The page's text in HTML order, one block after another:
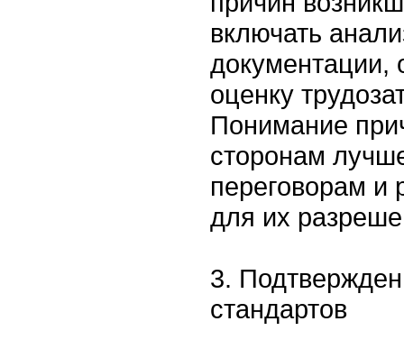
включать
документации,
оценку
Понимание
сторонам
переговорам и
для их
3.
стандартов